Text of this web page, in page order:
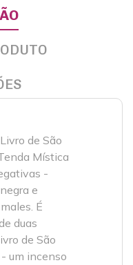
de São
Mística
-
e
É
duas
de São
um incenso